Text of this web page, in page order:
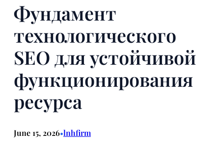
Фундамент
технологического
SEO для устойчивой
функционирования
ресурса
June 15, 2026•lnhfirm